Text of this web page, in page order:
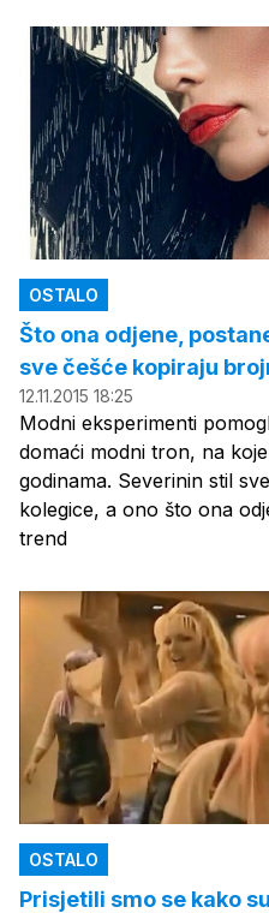
OSTALO
Što ona odjene,
sve češće kopiraju
12.11.2015 18:25
Modni eksperimenti
domaći modni tron, na
godinama. Severinin stil
kolegice, a ono što ona
trend
OSTALO
Prisjetili smo se kako